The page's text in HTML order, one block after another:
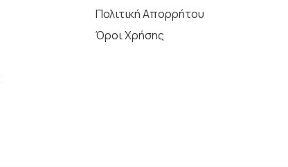
Πολιτική Απορρήτου
Όροι Χρήσης